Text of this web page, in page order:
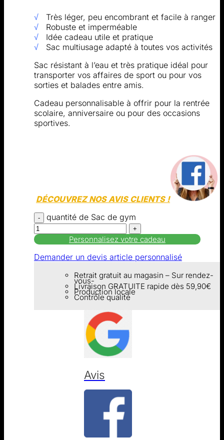
√ Très léger, peu encombrant et facile à ranger
√ Robuste et imperméable
√ Idée cadeau utile et pratique
√ Sac multiusage adapté à toutes vos activités
Sac résistant à l’eau et très pratique idéal pour
transporter vos affaires de sport ou pour vos
sorties et balades entre amis.
Cadeau personnalisable à offrir pour la rentrée
scolaire, anniversaire ou pour des occasions
sportives.
DÉCOUVREZ NOS AVIS CLIENTS !
quantité de Sac de gym
Personnalisez votre cadeau
Demander un devis article personnalisé
Retrait gratuit au magasin – Sur rendez-
vous-
Livraison GRATUITE rapide dès 59,90€
Production locale
Contrôle qualité
Avis